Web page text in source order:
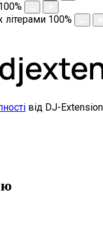
%
літерами 100%
від DJ-